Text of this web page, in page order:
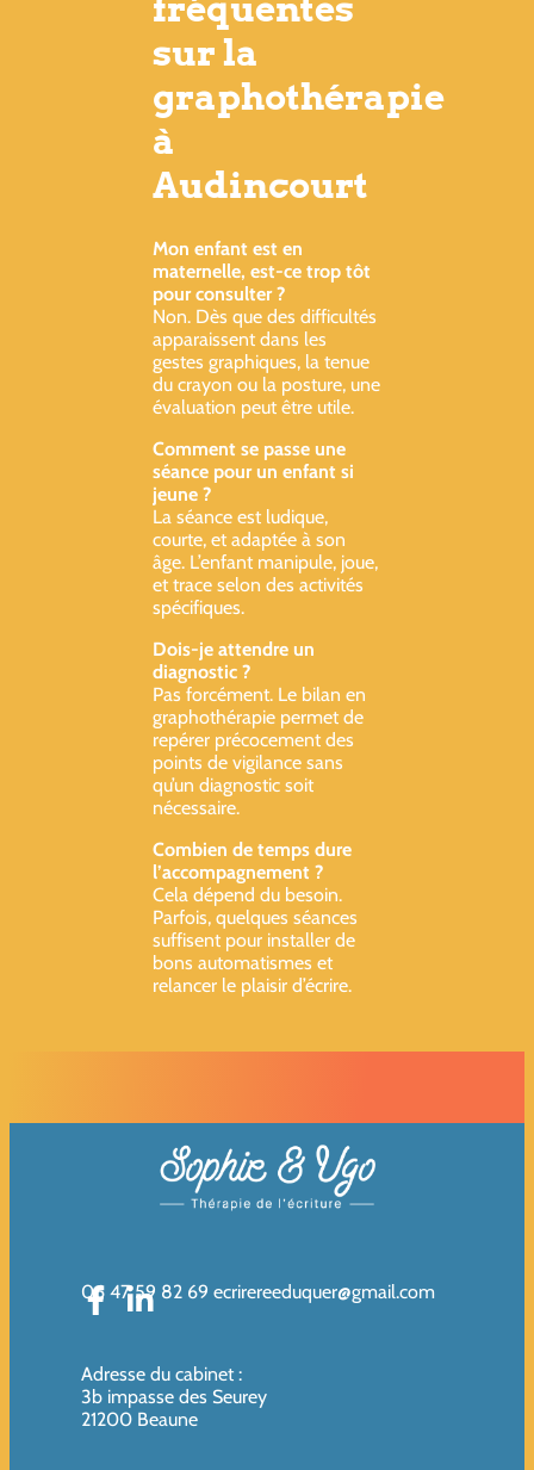
sur la
graphothérapie
à
Audincourt
Mon enfant est en
maternelle, est-ce trop tôt
pour consulter ?
Non. Dès que des difficultés
apparaissent dans les
gestes graphiques, la tenue
du crayon ou la posture, une
évaluation peut être utile.
Comment se passe une
séance pour un enfant si
jeune ?
La séance est ludique,
courte, et adaptée à son
âge. L’enfant manipule, joue,
et trace selon des activités
spécifiques.
Dois-je attendre un
diagnostic ?
Pas forcément. Le bilan en
graphothérapie permet de
repérer précocement des
points de vigilance sans
qu’un diagnostic soit
nécessaire.
Combien de temps dure
l’accompagnement ?
Cela dépend du besoin.
Parfois, quelques séances
suffisent pour installer de
bons automatismes et
relancer le plaisir d’écrire.
06 47 59 82 69 ecrirereeduquer@gmail.com
Adresse du cabinet :
3b impasse des Seurey
21200 Beaune